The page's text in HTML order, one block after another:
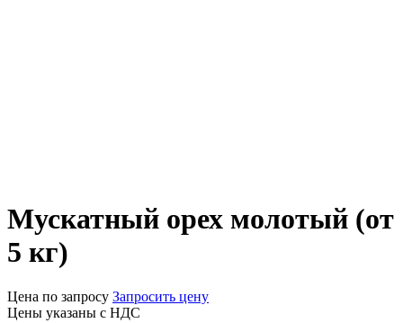
Мускатный орех молотый (от
5 кг)
Цена по запросу Запросить цену
Цены указаны с НДС